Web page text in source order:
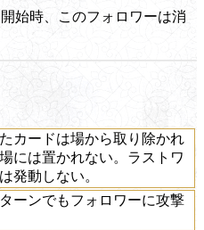
始時、このフォロワーは消
カードは場から取り除かれ
には置かれない。ラストワ
発動しない。
ーンでもフォロワーに攻撃